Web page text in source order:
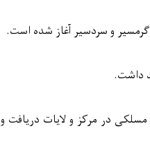
و سردسیر آغاز شده است.
در مرکز و لایات دریافت و